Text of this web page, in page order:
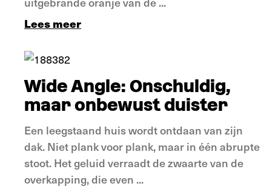
Lees meer
Wide Angle: Onschuldig,
maar onbewust duister
Een leegstaand huis wordt ontdaan van zijn
dak. Niet plank voor plank, maar in één abrupte
stoot. Het geluid verraadt de zwaarte van de
overkapping, die even ...